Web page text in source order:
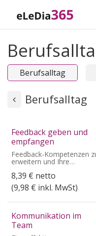
Berufsalltag
Berufsalltag
Feedback geben und
empfangen
Feedback-Kompetenzen
erweitern und Ihre
steigern
8,39 € netto
(9,98 € inkl. MwSt)
Kommunikation im
Team